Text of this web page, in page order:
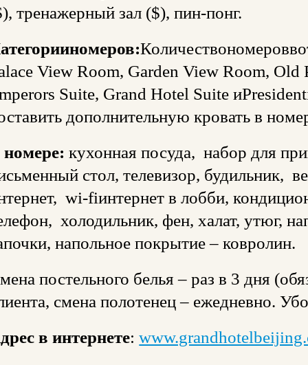
тренажерный зал ($), пин-понг.
номеров:
View Room, Garden View Room, Old
Suite, Grand Hotel Suite
дополнительную кровать в
номере:кухонная посуда, набор для
стол, телевизор, будильник,
wi-fiинтернет в лобби,
холодильник, фен, халат, утюг,
напольное покрытие – ковролин.
постельного белья – раз в 3 дня
смена полотенец – ежедневно.
в интернете: